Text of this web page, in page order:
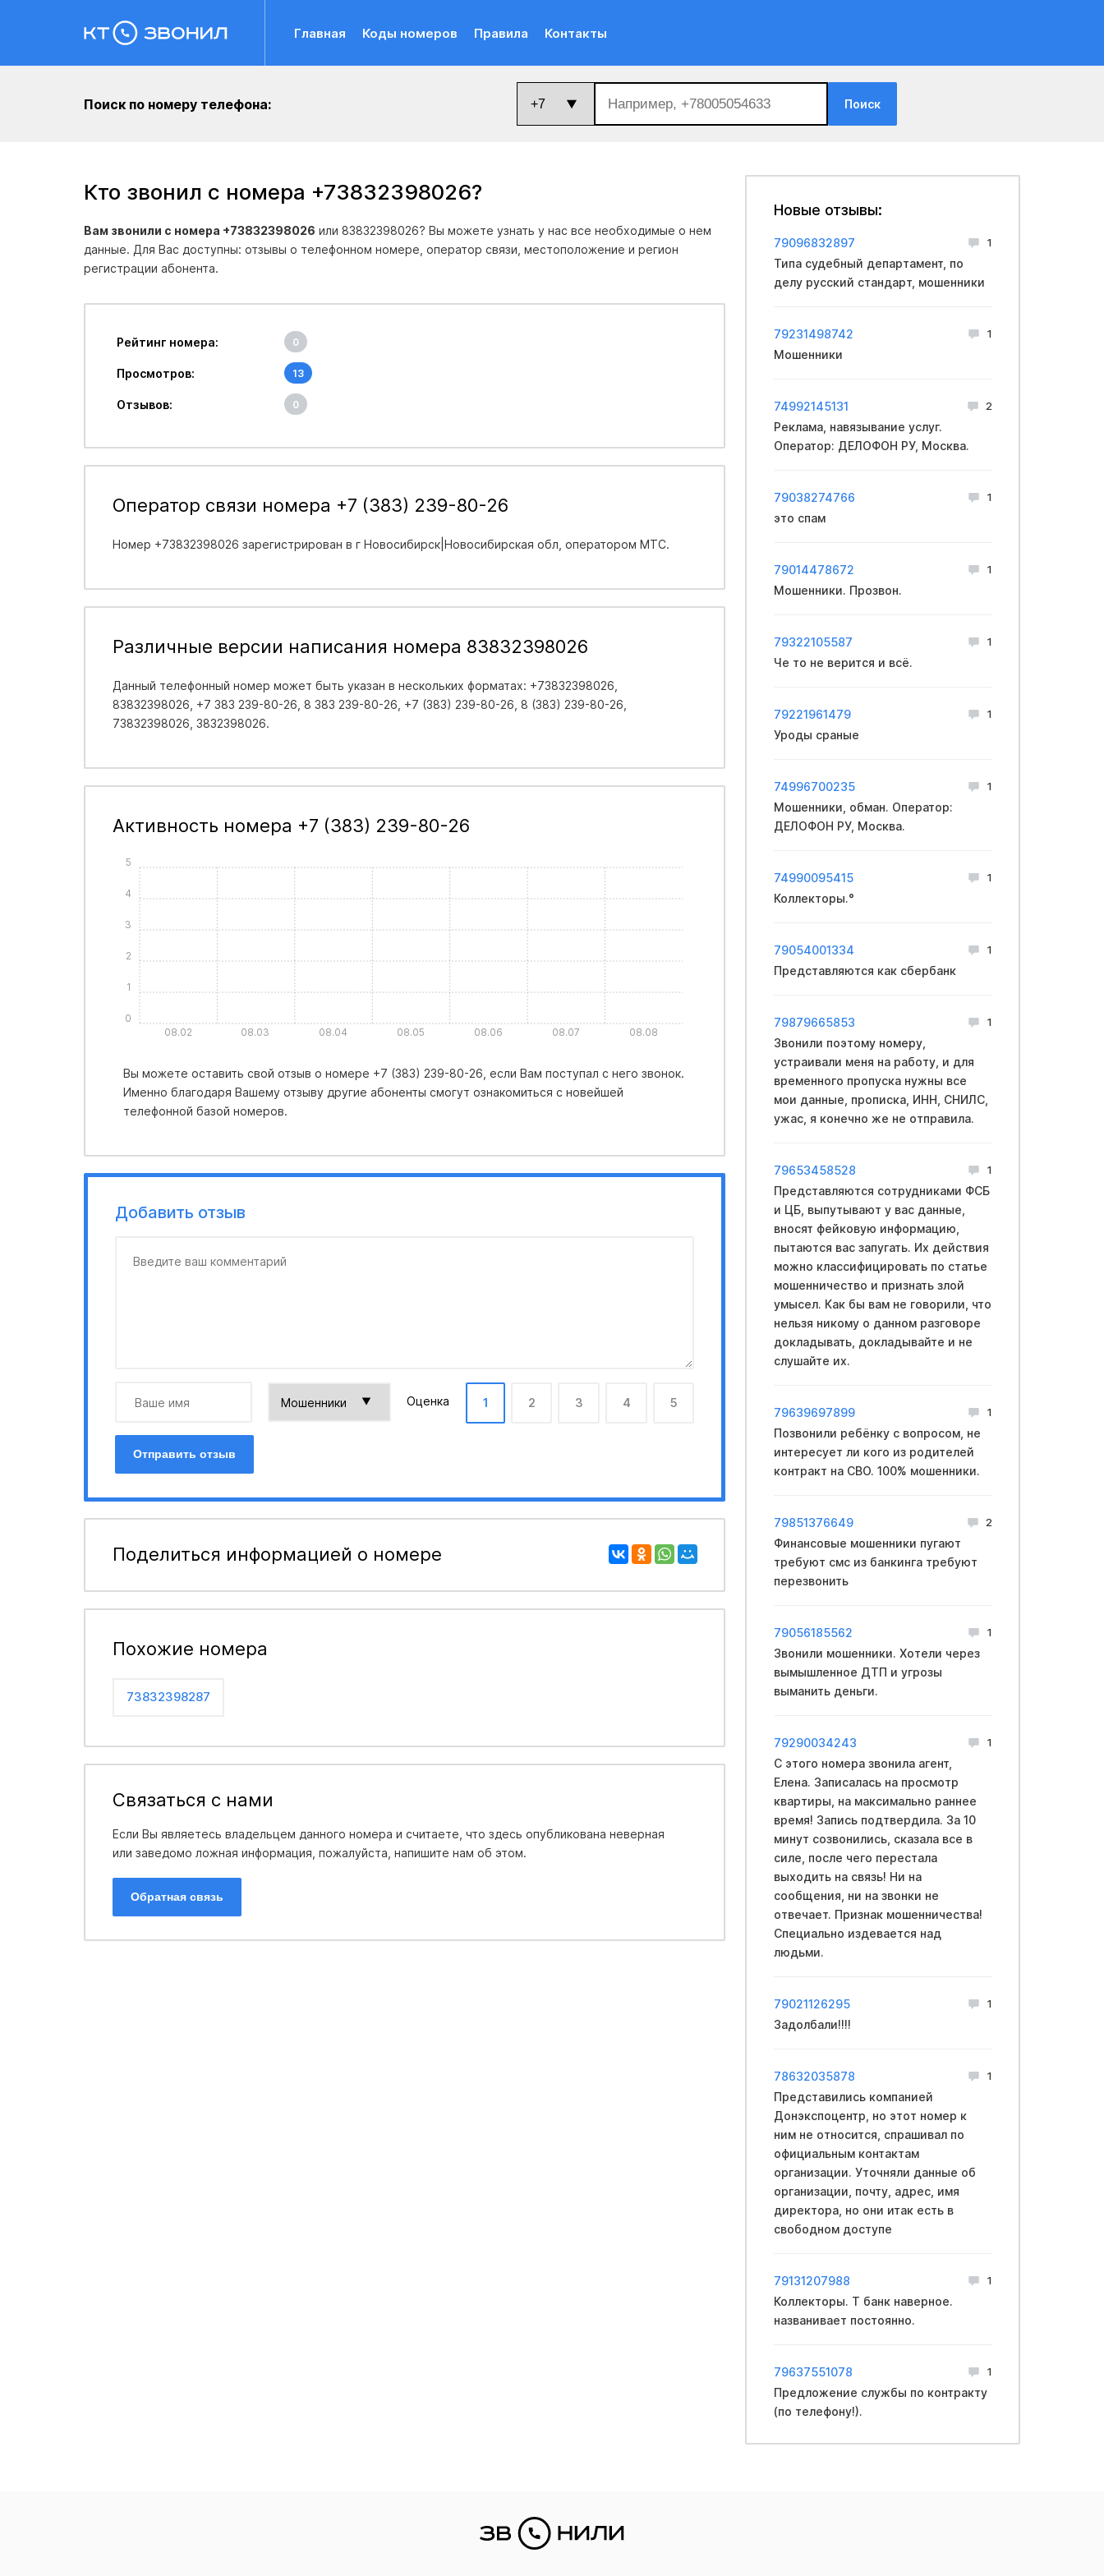
Главная Коды номеров Правила Контакты
Поиск по номеру телефона: Поиск
Кто звонил с номера +73832398026?
Вам звонили с номера +73832398026 или 83832398026? Вы можете узнать у нас все необходимые о нем
данные. Для Вас доступны: отзывы о телефонном номере, оператор связи, местоположение и регион
регистрации абонента.
Рейтинг номера: 0
Просмотров: 13
Отзывов: 0
Оператор связи номера +7 (383) 239-80-26
Номер +73832398026 зарегистрирован в г Новосибирск|Новосибирская обл , оператором МТС.
Различные версии написания номера 83832398026
Данный телефонный номер может быть указан в нескольких форматах: +73832398026,
83832398026, +7 383 239-80-26, 8 383 239-80-26, +7 (383) 239-80-26, 8 (383) 239-80-26,
73832398026, 3832398026.
Активность номера +7 (383) 239-80-26
08.02 08.03 08.04 08.05 08.06 08.07 08.08
0
1
2
3
4
5
Вы можете оставить свой отзыв о номере +7 (383) 239-80-26, если Вам поступал с него звонок.
Именно благодаря Вашему отзыву другие абоненты смогут ознакомиться с новейшей
телефонной базой номеров.
Добавить отзыв
Оценка 1 2 3 4 5
Отправить отзыв
Поделиться информацией о номере
Похожие номера
73832398287
Связаться с нами
Если Вы являетесь владельцем данного номера и считаете, что здесь опубликована неверная
или заведомо ложная информация, пожалуйста, напишите нам об этом.
Обратная связь
Новые отзывы:
79096832897 1
Типа судебный департамент, по
делу русский стандарт, мошенники
79231498742 1
Мошенники
74992145131 2
Реклама, навязывание услуг.
Оператор: ДЕЛОФОН РУ, Москва.
79038274766 1
это спам
79014478672 1
Мошенники. Прозвон.
79322105587 1
Че то не верится и всё.
79221961479 1
Уроды сраные
74996700235 1
Мошенники, обман. Оператор:
ДЕЛОФОН РУ, Москва.
74990095415 1
Коллекторы.°
79054001334 1
Представляются как сбербанк
79879665853 1
Звонили поэтому номеру,
устраивали меня на работу, и для
временного пропуска нужны все
мои данные, прописка, ИНН, СНИЛС,
ужас, я конечно же не отправила.
79653458528 1
Представляются coтрудниками ФCБ
и ЦБ, выпутывают у вас данные,
вносят фейковую инфopмацию,
пытаются вас запугать. Их действия
можно классифицировать по статье
мошенничество и признать злой
умысел. Как бы вам не говорили, что
нельзя никому о данном разговоре
докладывать, докладывайте и не
слушайте их.
79639697899 1
Позвонили ребёнку с вопросом, не
интересует ли кого из родителей
контракт на CBO. 100% мошенники.
79851376649 2
Финансовые мошенники пугают
требуют смс из банкинга требуют
перезвонить
79056185562 1
Звонили мошенники. Хотели через
вымышленное ДТП и угрозы
выманить деньги.
79290034243 1
С этого номера звонила агент,
Елена. Записалась на просмотр
квартиры, на максимально раннее
время! Запись подтвердила. За 10
минут созвонились, сказала все в
силе, после чего перестала
выходить на связь! Ни на
сообщения, ни на звонки не
отвечает. Признак мошенничества!
Специально издевается над
людьми.
79021126295 1
Задолбали!!!!
78632035878 1
Представились компанией
Донэкспоцентр, но этот номер к
ним не относится, спрашивал по
официальным контактам
организации. Уточняли данные об
организации, почту, адрес, имя
директора, но они итак есть в
свободном доступе
79131207988 1
Коллекторы. Т банк наверное.
названивает постоянно.
79637551078 1
Предложение службы по контракту
(по телефону!).